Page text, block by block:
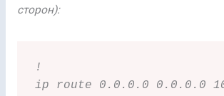
сторон):
!
ip route 0.0.0.0 0.0.0.0